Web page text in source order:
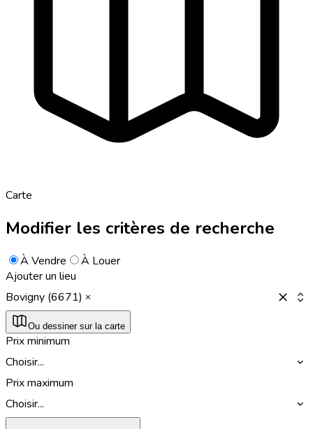
Carte
Modifier les critères de recherche
À Vendre
À Louer
Ajouter un lieu
Bovigny (6671)
Ou dessiner sur la carte
Prix minimum
Choisir...
Prix maximum
Choisir...